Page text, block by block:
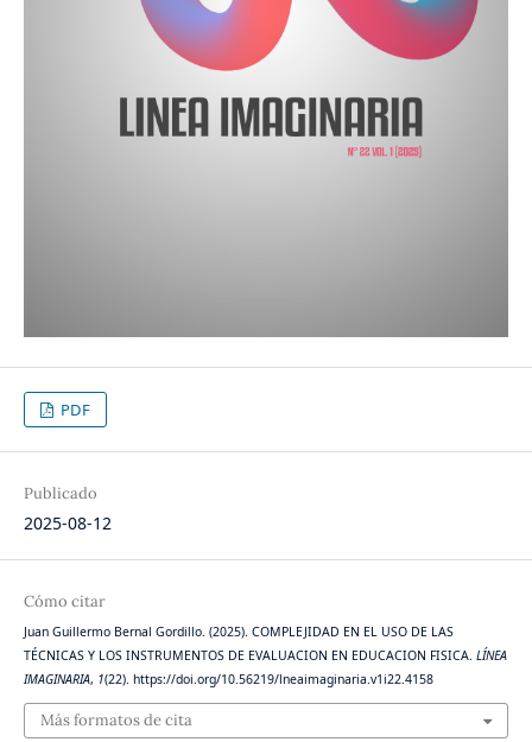
PDF
Publicado
2025-08-12
Cómo citar
Juan Guillermo Bernal Gordillo. (2025). COMPLEJIDAD EN EL USO DE LAS
TÉCNICAS Y LOS INSTRUMENTOS DE EVALUACION EN EDUCACION FISICA. LÍNEA
IMAGINARIA, 1(22). https://doi.org/10.56219/lneaimaginaria.v1i22.4158
Más formatos de cita